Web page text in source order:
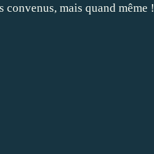
mais quand même !